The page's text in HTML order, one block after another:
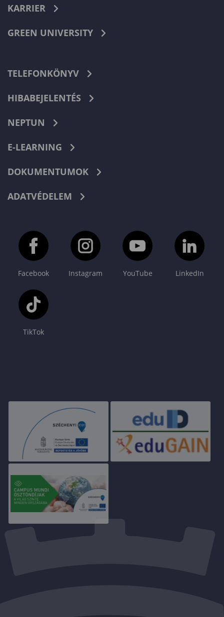
KARRIER
GREEN UNIVERSITY
TELEFONKÖNYV
HIBABEJELENTÉS
NEPTUN
E-LEARNING
DOKUMENTUMOK
ADATVÉDELEM
Facebook Instagram YouTube LinkedIn
TikTok